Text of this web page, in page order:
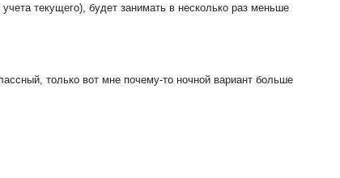
текущего), будет занимать в несколько раз меньше
только вот мне почему-то ночной вариант больше